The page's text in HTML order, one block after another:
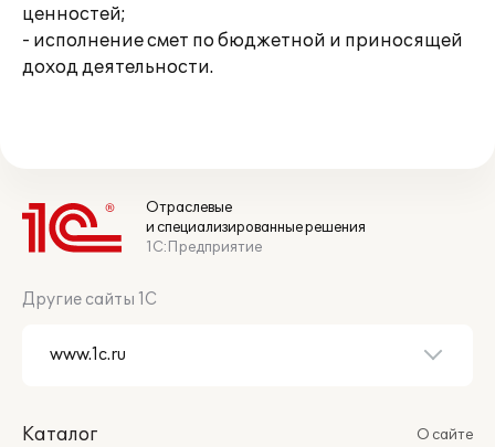
ценностей;
- исполнение смет по бюджетной и приносящей
доход деятельности.
Отраслевые
и специализированные решения
1С:Предприятие
Другие сайты 1С
Каталог
О сайте